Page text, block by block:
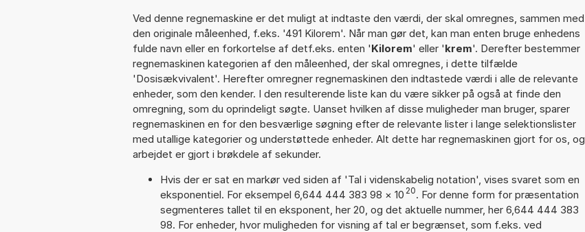
Ved denne regnemaskine er det muligt at indtaste den værdi, der skal omregnes, sammen med
den originale måleenhed, f.eks. '491 Kilorem'. Når man gør det, kan man enten bruge enhedens
fulde navn eller en forkortelse af detf.eks. enten 'Kilorem' eller 'krem'. Derefter bestemmer
regnemaskinen kategorien af den måleenhed, der skal omregnes, i dette tilfælde
'Dosisækvivalent'. Herefter omregner regnemaskinen den indtastede værdi i alle de relevante
enheder, som den kender. I den resulterende liste kan du være sikker på også at finde den
omregning, som du oprindeligt søgte. Uanset hvilken af disse muligheder man bruger, sparer
regnemaskinen en for den besværlige søgning efter de relevante lister i lange selektionslister
med utallige kategorier og understøttede enheder. Alt dette har regnemaskinen gjort for os, og
arbejdet er gjort i brøkdele af sekunder.
Hvis der er sat en markør ved siden af 'Tal i videnskabelig notation', vises svaret som en
eksponentiel. For eksempel 6,644 444 383 98 × 10 20. For denne form for præsentation
segmenteres tallet til en eksponent, her 20, og det aktuelle nummer, her 6,644 444 383
98. For enheder, hvor muligheden for visning af tal er begrænset, som f.eks. ved